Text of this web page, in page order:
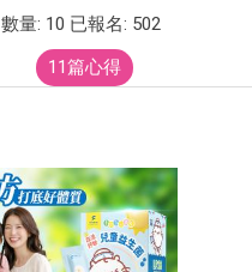
數量: 10 已報名: 502
11篇心得